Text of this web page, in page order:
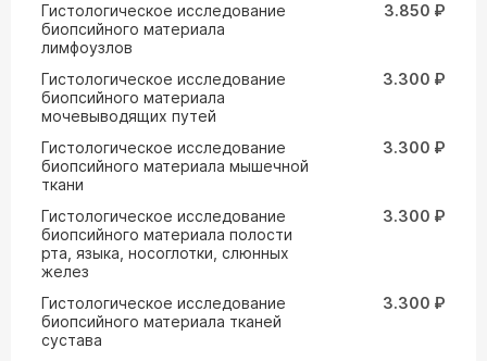
Гистологическое исследование
биопсийного материала
лимфоузлов
3.850 ₽
Гистологическое исследование
биопсийного материала
мочевыводящих путей
3.300 ₽
Гистологическое исследование
биопсийного материала мышечной
ткани
3.300 ₽
Гистологическое исследование
биопсийного материала полости
рта, языка, носоглотки, слюнных
желез
3.300 ₽
Гистологическое исследование
биопсийного материала тканей
сустава
3.300 ₽